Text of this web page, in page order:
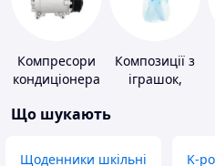
Компресори
кондиціонера
Композиції з
іграшок,
Що шукають
Щоденники шкільні K-